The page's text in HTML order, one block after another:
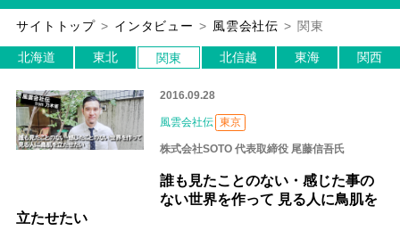
サイトトップ インタビュー 風雲会社伝 関東
北海道 東北 関東 北信越 東海 関西
2016.09.28
風雲会社伝 東京
株式会社SOTO 代表取締役 尾藤信吾氏
誰も見たことのない・感じた事の
ない世界を作って 見る人に鳥肌を
立たせたい